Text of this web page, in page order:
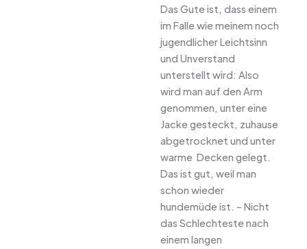
Das Gute ist, dass einem
im Falle wie meinem noch
jugendlicher Leichtsinn
und Unverstand
unterstellt wird: Also
wird man auf den Arm
genommen, unter eine
Jacke gesteckt, zuhause
abgetrocknet und unter
warme Decken gelegt.
Das ist gut, weil man
schon wieder
hundemüde ist. – Nicht
das Schlechteste nach
einem langen